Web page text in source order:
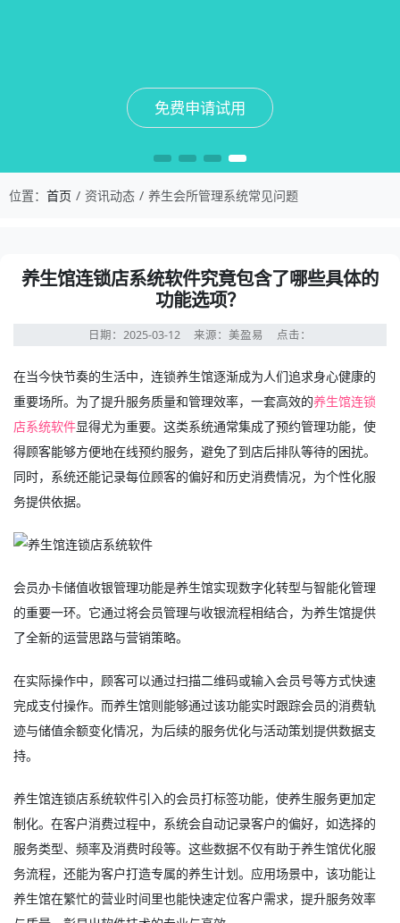
免费申请试用
免费申请试用
免费申请试用
免费申请试用
位置： 首页 资讯动态 养生会所管理系统常见问题
养生馆连锁店系统软件究竟包含了哪些具体的
功能选项？
日期：2025-03-12 来源：美盈易 点击：
在当今快节奏的生活中，连锁养生馆逐渐成为人们追求身心健康的
重要场所。为了提升服务质量和管理效率，一套高效的养生馆连锁
店系统软件显得尤为重要。这类系统通常集成了预约管理功能，使
得顾客能够方便地在线预约服务，避免了到店后排队等待的困扰。
同时，系统还能记录每位顾客的偏好和历史消费情况，为个性化服
务提供依据。
会员办卡储值收银管理功能是养生馆实现数字化转型与智能化管理
的重要一环。它通过将会员管理与收银流程相结合，为养生馆提供
了全新的运营思路与营销策略。
在实际操作中，顾客可以通过扫描二维码或输入会员号等方式快速
完成支付操作。而养生馆则能够通过该功能实时跟踪会员的消费轨
迹与储值余额变化情况，为后续的服务优化与活动策划提供数据支
持。
养生馆连锁店系统软件引入的会员打标签功能，使养生服务更加定
制化。在客户消费过程中，系统会自动记录客户的偏好，如选择的
服务类型、频率及消费时段等。这些数据不仅有助于养生馆优化服
务流程，还能为客户打造专属的养生计划。应用场景中，该功能让
养生馆在繁忙的营业时间里也能快速定位客户需求，提升服务效率